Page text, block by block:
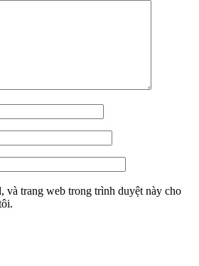
và trang web trong trình duyệt này cho